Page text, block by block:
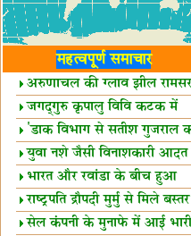
महत्वपूर्ण समाचार
अरुणाचल की ग्लाव झील रामसर
स्थल घोषित
जगद्गुरु कृपालु विवि कटक में
शैक्षिक सत्र शुरू
'डाक विभाग से सतीश गुजराल
रिश्ता गहरा'
युवा नशे जैसी विनाशकारी
दूर रहें-मोदी
भारत और रवांडा के बीच हुआ
व्यापार विस्तार
राष्ट्रपति द्रौपदी मुर्मु से मिले बस्तर
के प्रतिनिधि
सेल कंपनी के मुनाफे में आई भारी